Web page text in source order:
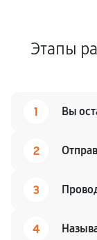
Этапы
1 Вы
2
3
4